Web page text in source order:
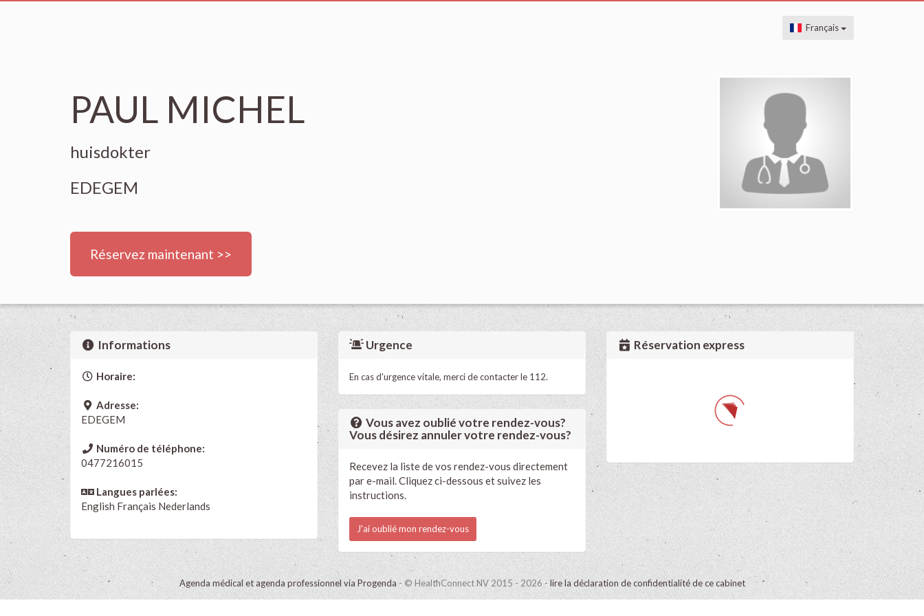
Français
PAUL MICHEL
huisdokter
EDEGEM
Réservez maintenant >>
Informations
Horaire:
Adresse:
EDEGEM
Numéro de téléphone:
0477216015
Langues parlées:
English Français Nederlands
Urgence
En cas d'urgence vitale, merci de contacter le 112.
Vous avez oublié votre rendez-vous?
Vous désirez annuler votre rendez-vous?
Recevez la liste de vos rendez-vous directement
par e-mail. Cliquez ci-dessous et suivez les
instructions.
J'ai oublié mon rendez-vous
Réservation express
Agenda médical et agenda professionnel via Progenda - © HealthConnect NV 2015 - 2026 -lire la déclaration de confidentialité de ce cabinet